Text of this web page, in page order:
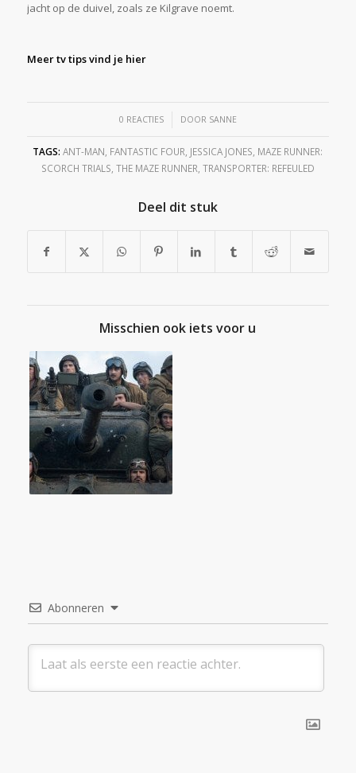
jacht op de duivel, zoals ze Kilgrave noemt.
Meer tv tips vind je hier
0 REACTIES
/ DOOR SANNE
TAGS: ANT-MAN, FANTASTIC FOUR, JESSICA JONES, MAZE RUNNER:
SCORCH TRIALS, THE MAZE RUNNER, TRANSPORTER: REFEULED
Deel dit stuk
Misschien ook iets voor u
Abonneren